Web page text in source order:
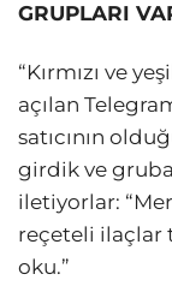
GRUPLARI
“Kırmızı ve
açılan
satıcının
girdik ve
iletiyorlar:
reçeteli ilaçlar
oku.”